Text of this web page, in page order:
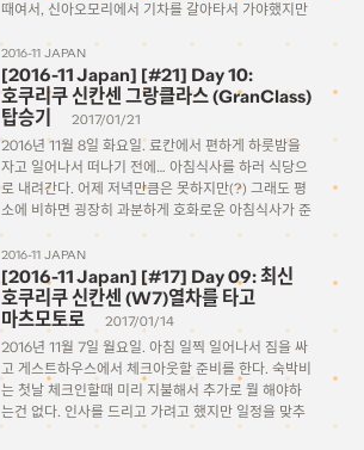
때여서, 신아오모리에서 기차를 갈아타서 가야했지만
지 바로 갈 수 있게 되었다! 시간도 굉장히 단축되었지
만 […]
2016-11 JAPAN
[2016-11 Japan] [#21] Day 10:
호쿠리쿠 신칸센 그랑클라스 (GranClass)
탑승기
2017/01/21
2016년 11월 8일 화요일. 료칸에서 편하게 하룻밤을
자고 일어나서 떠나기 전에… 아침식사를 하러 식당으
로 내려간다. 어제 저녁만큼은 못하지만(?) 그래도 평
소에 비하면 굉장히 과분하게 호화로운 아침식사가 준
비되어있다 어제는 나름 료칸 느낌을 만끽해본다고 객
실에 있던 유카타를 입고 내려갔었는데 오늘은 그냥
편한 츄리닝 […]
2016-11 JAPAN
[2016-11 Japan] [#17] Day 09: 최신
호쿠리쿠 신칸센 (W7)열차를 타고
마츠모토로
2017/01/14
2016년 11월 7일 월요일. 아침 일찍 일어나서 짐을 싸
고 게스트하우스에서 체크아웃할 준비를 한다. 숙박비
는 첫날 체크인할때 미리 지불해서 추가로 뭘 해야하
는건 없다. 인사를 드리고 가려고 했지만 일정을 맞추
기 위해 오전 8시에 나와야했던고로 기다릴 수가 없어